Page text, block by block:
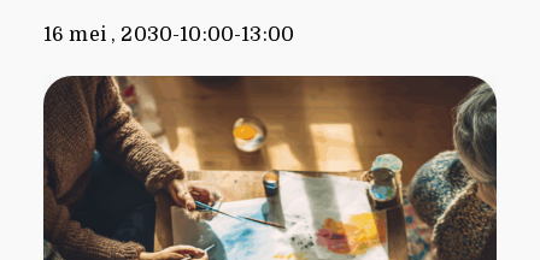
16 mei , 2030-10:00-13:00